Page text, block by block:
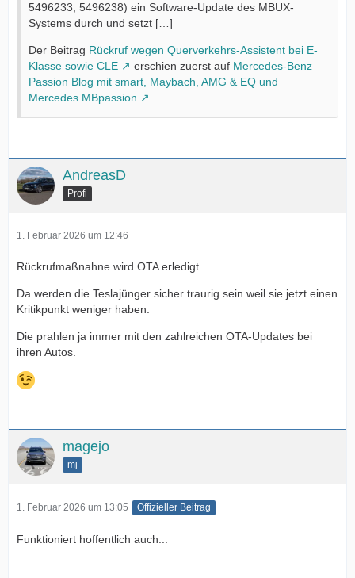
5496233, 5496238) ein Software-Update des MBUX-
Systems durch und setzt […]
Der Beitrag Rückruf wegen Querverkehrs-Assistent bei E-
Klasse sowie CLE
erschien zuerst auf Mercedes-Benz
Passion Blog mit smart, Maybach, AMG & EQ und
Mercedes MBpassion
AndreasD
Profi
1. Februar 2026 um 12:46
Rückrufmaßnahne wird OTA erledigt.
Da werden die Teslajünger sicher traurig sein weil sie jetzt einen
Kritikpunkt weniger haben.
Die prahlen ja immer mit den zahlreichen OTA-Updates bei
ihren Autos.
magejo
mj
1. Februar 2026 um 13:05 Offizieller Beitrag
Funktioniert hoffentlich auch...